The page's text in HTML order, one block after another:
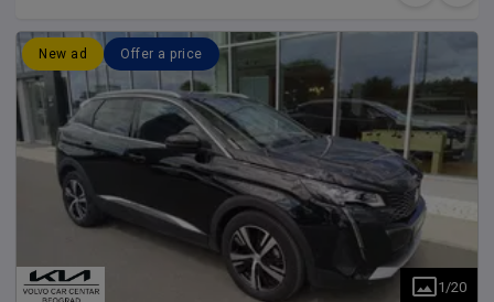
New ad Offer a price
1 /20